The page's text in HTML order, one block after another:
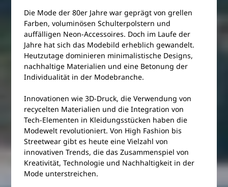
Die Mode der 80er Jahre war geprägt von grellen
Farben, voluminösen Schulterpolstern und
auffälligen Neon-Accessoires. Doch im Laufe der
Jahre hat sich das Modebild erheblich gewandelt.
Heutzutage dominieren minimalistische Designs,
nachhaltige Materialien und eine Betonung der
Individualität in der Modebranche.
Innovationen wie 3D-Druck, die Verwendung von
recycelten Materialien und die Integration von
Tech-Elementen in Kleidungsstücken haben die
Modewelt revolutioniert. Von High Fashion bis
Streetwear gibt es heute eine Vielzahl von
innovativen Trends, die das Zusammenspiel von
Kreativität, Technologie und Nachhaltigkeit in der
Mode unterstreichen.